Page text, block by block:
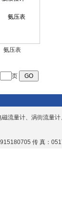
氨压表
页
流量计、涡街流量计
传 真：